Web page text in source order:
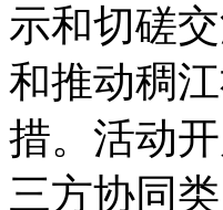
示和切磋
和推动稠
措。活动
三方协同